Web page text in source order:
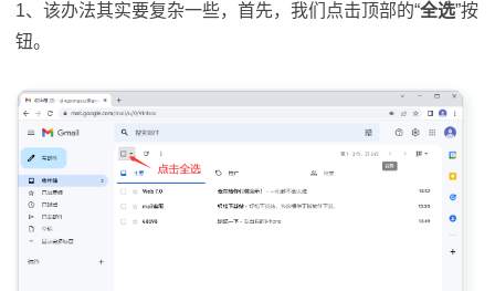
1、该办法其实要复杂一些，首先，我们点击顶部的“全选”按
钮。